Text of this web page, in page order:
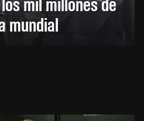
mundial